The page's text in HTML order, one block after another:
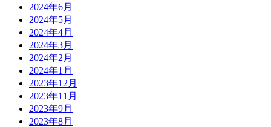
2024年6月
2024年5月
2024年4月
2024年3月
2024年2月
2024年1月
2023年12月
2023年11月
2023年9月
2023年8月